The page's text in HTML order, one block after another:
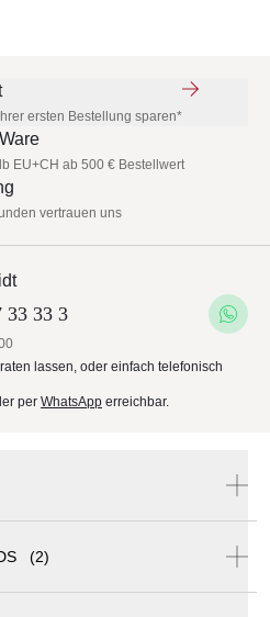
ersten Bestellung sparen*
EU+CH ab 500 € Bestellwert
vertrauen uns
33 33 3
lassen, oder einfach telefonisch
per WhatsApp erreichbar.
(2)